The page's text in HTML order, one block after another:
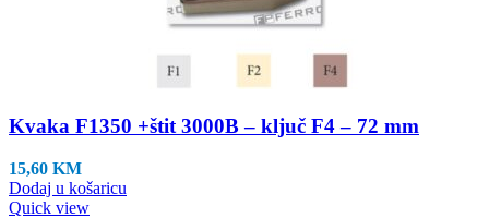
Kvaka F1350 +štit 3000B – ključ F4 – 72 mm
15,60 KM
Dodaj u košaricu
Quick view